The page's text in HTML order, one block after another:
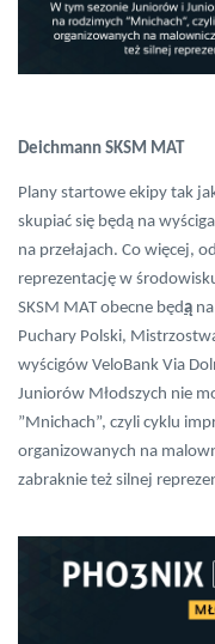
Deichmann SKSM MAT
Plany startowe ekipy tak
skupiać się będą na
na przełajach. Co więcej,
reprezentację w
SKSM MAT obecne będą
Puchary Polski,
wyścigów VeloBank Via
Juniorów Młodszych nie
”Mnichach”, czyli cyklu
organizowanych na
zabraknie też silnej